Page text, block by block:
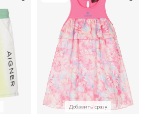
Добавить сразу